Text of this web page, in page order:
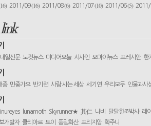
2011/09(16) 2011/08(6) 2011/07(10) 2011/06(5)
link
내일신문 노컷뉴스 미디어오늘 시사인 오마이뉴스 프레시안 한
종 민중가요 반기련 사람 사는 세상 세기연 우리모두 인물과사
inureyes lunamoth Skyrunner★ 其仁 나비 달달한조박사 레
개발자 클리아르 토이 풍림화산 프리지앙 학주니